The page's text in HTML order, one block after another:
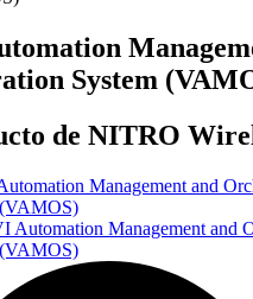
System
de NITRO
Management and